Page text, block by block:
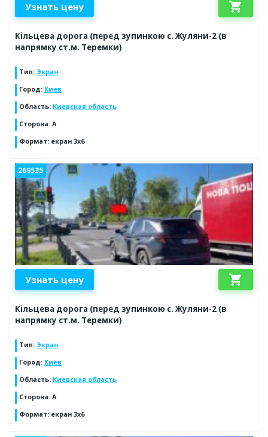
Узнать цену shopping_cart
Кільцева дорога (перед зупинкою с. Жуляни-2 (в
напрямку ст.м. Теремки)
Тип: Экран
Город: Киев
Область: Киевская область
Сторона: A
Формат: екран 3х6
269535
Узнать цену shopping_cart
Кільцева дорога (перед зупинкою с. Жуляни-2 (в
напрямку ст.м. Теремки)
Тип: Экран
Город: Киев
Область: Киевская область
Сторона: A
Формат: екран 3х6